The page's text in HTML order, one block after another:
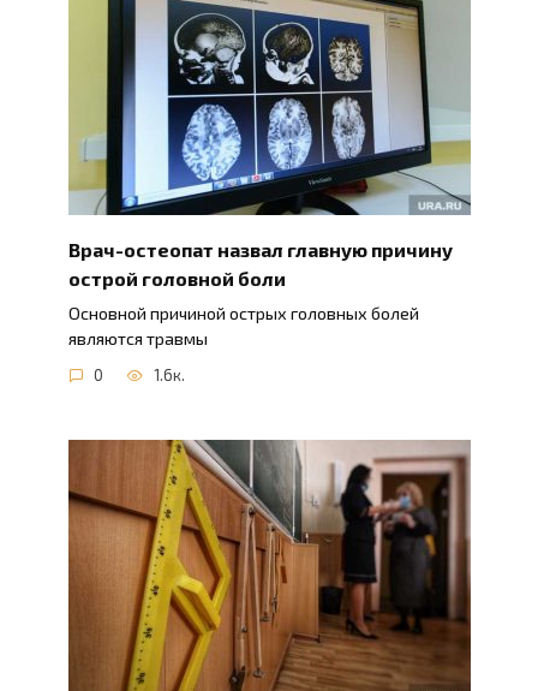
Врач-остеопат назвал главную причину
острой головной боли
Основной причиной острых головных болей
являются травмы
0 1.6к.